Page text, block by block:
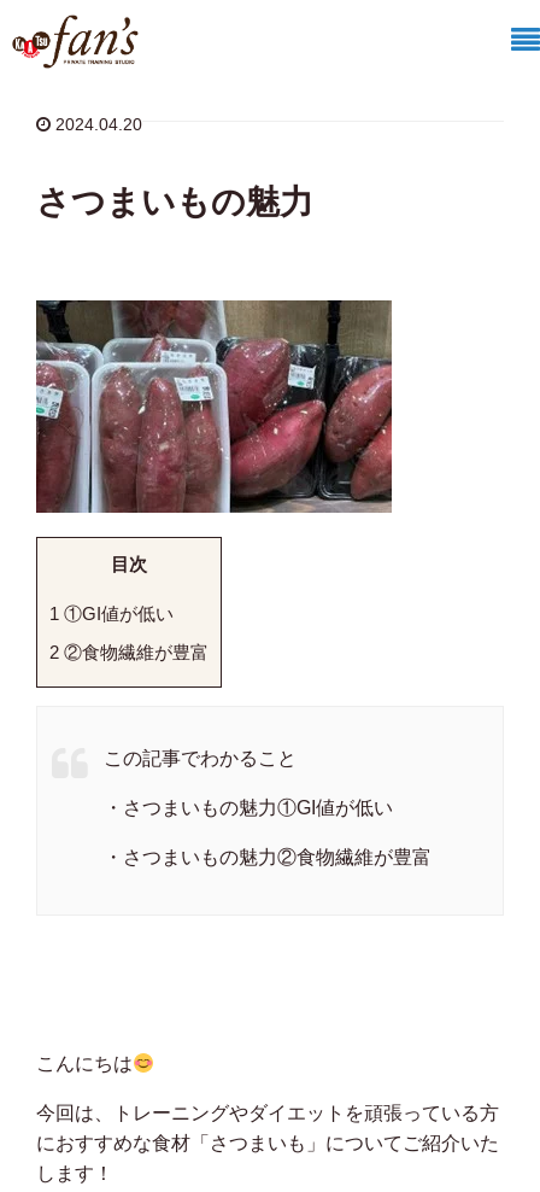
ホーム/ ダイエット
2024.04.20
さつまいもの魅力
目次
1 ①GI値が低い
2 ②食物繊維が豊富
この記事でわかること
・さつまいもの魅力①GI値が低い
・さつまいもの魅力②食物繊維が豊富
こんにちは
今回は、トレーニングやダイエットを頑張っている方
におすすめな食材「さつまいも」についてご紹介いた
します！